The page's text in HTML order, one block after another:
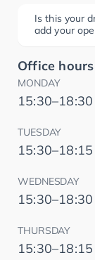
Is this your
add your
Office hours
MONDAY
15:30–18:30
TUESDAY
15:30–18:15
WEDNESDAY
15:30–18:30
THURSDAY
15:30–18:15